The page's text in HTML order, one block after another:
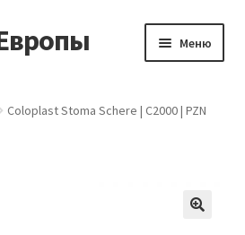
Меню
Coloplast Stoma Schere | C2000 | PZN